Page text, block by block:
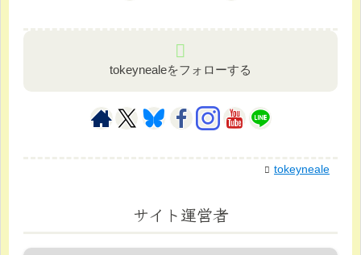
tokeynealeをフォローする
tokeyneale
サイト運営者